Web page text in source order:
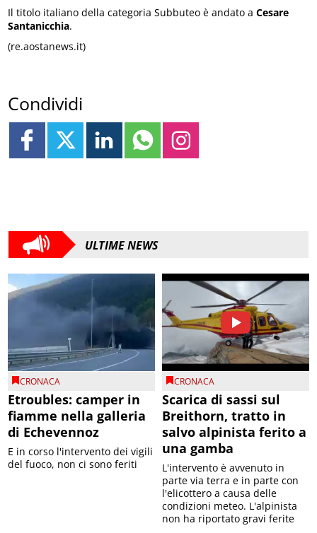
Il titolo italiano della categoria Subbuteo è andato aCesare
Santanicchia.
(re.aostanews.it)
Condividi
ULTIME NEWS
CRONACA
Etroubles: camper in
fiamme nella galleria
di Echevennoz
E in corso l'intervento dei vigili
del fuoco, non ci sono feriti
CRONACA
Scarica di sassi sul
Breithorn, tratto in
salvo alpinista ferito a
una gamba
L'intervento è avvenuto in
parte via terra e in parte con
l'elicottero a causa delle
condizioni meteo. L'alpinista
non ha riportato gravi ferite